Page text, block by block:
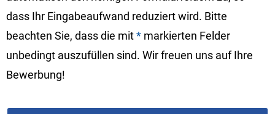
dass Ihr Eingabeaufwand reduziert wird. Bitte
beachten Sie, dass die mit* markierten Felder
unbedingt auszufüllen sind. Wir freuen uns auf Ihre
Bewerbung!